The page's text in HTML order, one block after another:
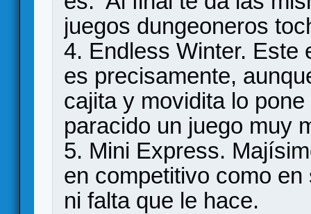
juegos dungeoneros
4. Endless Winter. Este
es precisamente,
cajita y movidita lo
paracido un juego muy
5. Mini Express.
en competitivo como
ni falta que le hace.